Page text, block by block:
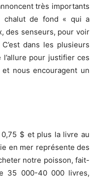
très importants
chalut de fond « qui a
des senseurs, pour voir
dans les plusieurs
pour justifier ces
nous encouragent un
$ et plus la livre au
en mer représente des
notre poisson, fait-
35 000-40 000 livres,